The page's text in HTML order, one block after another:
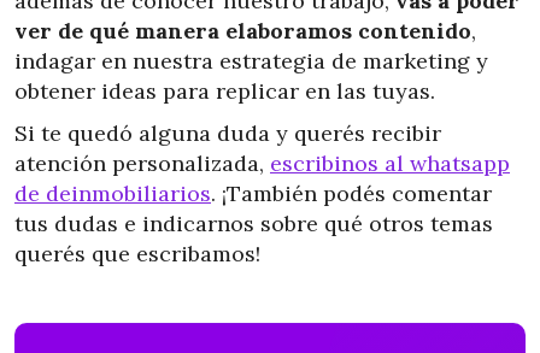
ver de qué manera elaboramos contenido,
indagar en nuestra estrategia de marketing y
obtener ideas para replicar en las tuyas.
Si te quedó alguna duda y querés recibir
atención personalizada, escribinos al whatsapp
de deinmobiliarios. ¡También podés comentar
tus dudas e indicarnos sobre qué otros temas
querés que escribamos!